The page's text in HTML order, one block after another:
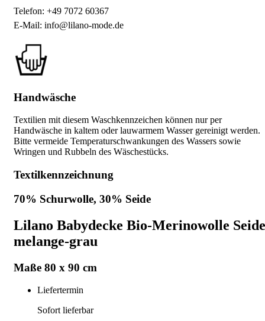
Telefon: +49 7072 60367
E-Mail: info@lilano-mode.de
Handwäsche
Textilien mit diesem Waschkennzeichen können nur per
Handwäsche in kaltem oder lauwarmem Wasser gereinigt werden.
Bitte vermeide Temperaturschwankungen des Wassers sowie
Wringen und Rubbeln des Wäschestücks.
Textilkennzeichnung
70% Schurwolle, 30% Seide
Lilano Babydecke Bio-Merinowolle Seide
melange-grau
Maße 80 x 90 cm
Liefertermin
Sofort lieferbar